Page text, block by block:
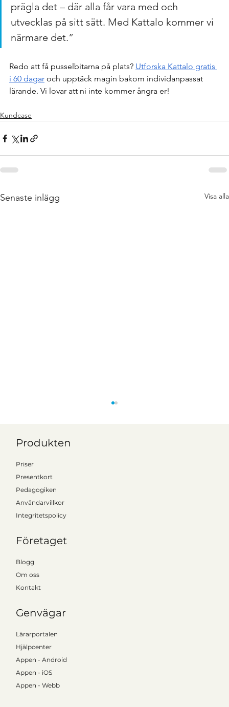
prägla det – där alla får vara med och
utvecklas på sitt sätt. Med Kattalo kommer vi
närmare det.”
Redo att få pusselbitarna på plats? Utforska Kattalo gratis
i 60 dagar och upptäck magin bakom individanpassat
lärande. Vi lovar att ni inte kommer ångra er!
Kundcase
Senaste inlägg Visa alla
Från vision till verklighet: Så fick Tina
Produkten
Priser
Presentkort
Pedagogiken
Användarvillkor
Integritetspolicy
Företaget
Blogg
Om oss
Kontakt
Genvägar
Lärarportalen
Hjälpcenter
Appen - Android
Appen - iOS
Appen - Webb